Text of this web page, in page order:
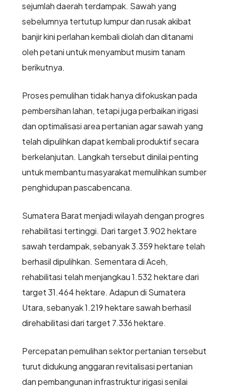
sejumlah daerah terdampak. Sawah yang
sebelumnya tertutup lumpur dan rusak akibat
banjir kini perlahan kembali diolah dan ditanami
oleh petani untuk menyambut musim tanam
berikutnya.
Proses pemulihan tidak hanya difokuskan pada
pembersihan lahan, tetapi juga perbaikan irigasi
dan optimalisasi area pertanian agar sawah yang
telah dipulihkan dapat kembali produktif secara
berkelanjutan. Langkah tersebut dinilai penting
untuk membantu masyarakat memulihkan sumber
penghidupan pascabencana.
Sumatera Barat menjadi wilayah dengan progres
rehabilitasi tertinggi. Dari target 3.902 hektare
sawah terdampak, sebanyak 3.359 hektare telah
berhasil dipulihkan. Sementara di Aceh,
rehabilitasi telah menjangkau 1.532 hektare dari
target 31.464 hektare. Adapun di Sumatera
Utara, sebanyak 1.219 hektare sawah berhasil
direhabilitasi dari target 7.336 hektare.
Percepatan pemulihan sektor pertanian tersebut
turut didukung anggaran revitalisasi pertanian
dan pembangunan infrastruktur irigasi senilai